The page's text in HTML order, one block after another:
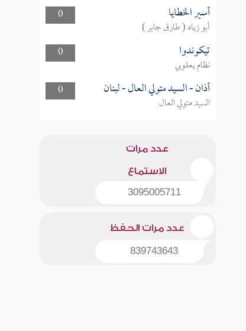
0
أسير الخطايا
أبو زياد ( طارق جابر )
0
تيكوندوا
نظام يعقوبي
0
أذان - السيد متولي العال - لبنان
السيد متولي العال
عدد مرات
الاستماع
3095005711
عدد مرات الحفظ
839743643